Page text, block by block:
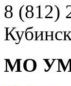
8 (812)
МО УМЦ